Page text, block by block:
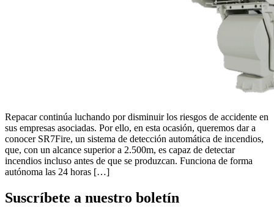
Repacar continúa luchando por disminuir los riesgos de accidente en
sus empresas asociadas. Por ello, en esta ocasión, queremos dar a
conocer SR7Fire, un sistema de detección automática de incendios,
que, con un alcance superior a 2.500m, es capaz de detectar
incendios incluso antes de que se produzcan. Funciona de forma
autónoma las 24 horas […]
Suscríbete a nuestro boletín